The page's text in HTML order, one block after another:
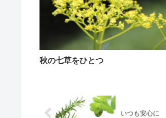
秋の七草をひとつ
いつも安心に